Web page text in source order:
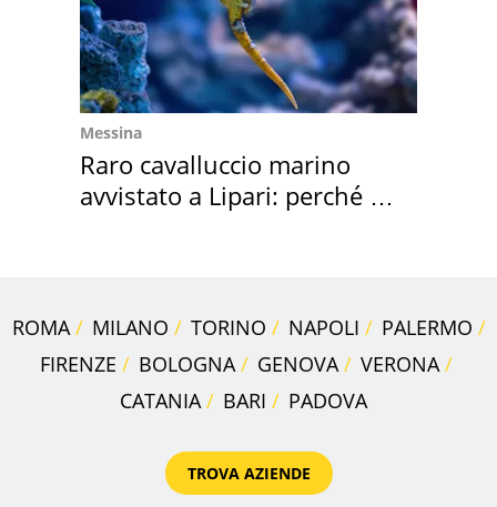
Messina
Raro cavalluccio marino
avvistato a Lipari: perché è
ROMA MILANO TORINO NAPOLI
PALERMO
FIRENZE
BOLOGNA GENOVA
VERONA
CATANIA
BARI PADOVA
TROVA AZIENDE